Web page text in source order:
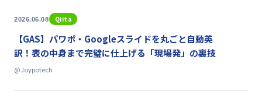
2026.06.08 Qiita
【GAS】パワポ・Googleスライドを丸ごと自動英
訳！表の中身まで完璧に仕上げる「現場発」の裏技
@Joypotech